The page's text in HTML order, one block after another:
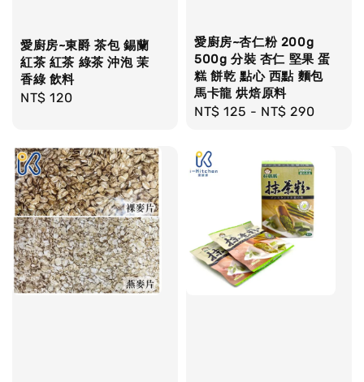
愛廚房~東爵 茶包 錫蘭
紅茶 紅茶 綠茶 沖泡 茉
香綠 飲料
Regular
NT$ 120
愛廚房~杏仁粉 200g
500g 分裝 杏仁 堅果 蛋
糕 餅乾 點心 西點 麵包
馬卡龍 烘焙原料
Regular
NT$ 125 - NT$ 290